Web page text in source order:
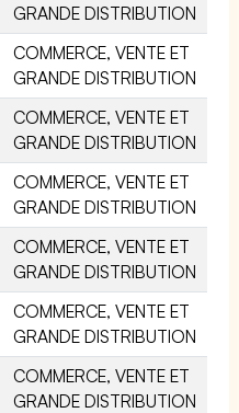
GRANDE DISTRIBUTION
COMMERCE, VENTE ET
GRANDE DISTRIBUTION
COMMERCE, VENTE ET
GRANDE DISTRIBUTION
COMMERCE, VENTE ET
GRANDE DISTRIBUTION
COMMERCE, VENTE ET
GRANDE DISTRIBUTION
COMMERCE, VENTE ET
GRANDE DISTRIBUTION
COMMERCE, VENTE ET
GRANDE DISTRIBUTION